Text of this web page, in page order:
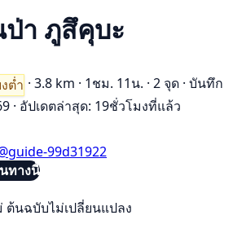
ป่า ภูสึคุบะ
ต่ำ · 3.8 km · 1ชม. 11น. · 2 จุด · บันทึก
· อัปเดตล่าสุด: 19ชั่วโมงที่แล้ว
99d31922
ทางนี้
นฉบับไม่เปลี่ยนแปลง